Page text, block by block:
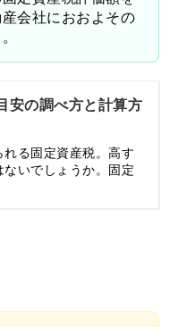
す。
定資産税評価額を
安の調べ方と計算方